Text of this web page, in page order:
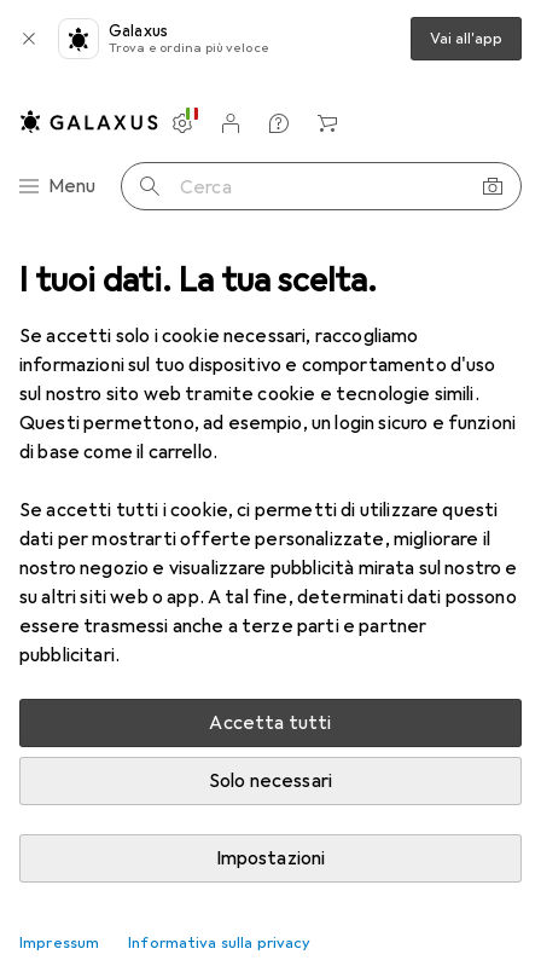
I tuoi dati. La tua scelta.
Se accetti solo i cookie necessari, raccogliamo
informazioni sul tuo dispositivo e comportamento d'uso
sul nostro sito web tramite cookie e tecnologie simili.
Questi permettono, ad esempio, un login sicuro e funzioni
di base come il carrello.
Se accetti tutti i cookie, ci permetti di utilizzare questi
dati per mostrarti offerte personalizzate, migliorare il
nostro negozio e visualizzare pubblicità mirata sul nostro e
su altri siti web o app. A tal fine, determinati dati possono
essere trasmessi anche a terze parti e partner
pubblicitari.
Accetta tutti
Solo necessari
Impostazioni
Impressum Informativa sulla privacy
Galaxus
Trova e ordina più veloce Vai all'app
Categoria Navigazione
Menu Cerca
Impostazioni
Conto cliente
Liste di confronto
Liste dei desideri
Carrello
Sport Abbigliamento sportivo Abbigliamento sportivo uomo
Abbigliamento sportivo uomo
ScopriForum